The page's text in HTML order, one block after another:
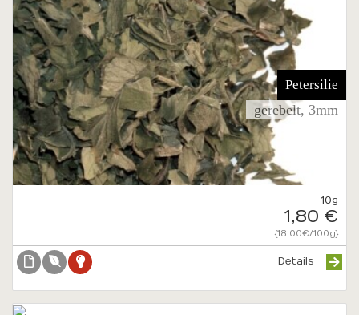
Petersilie
gerebelt, 3mm
10g
1,80 €
{18.00€/100g}
Details